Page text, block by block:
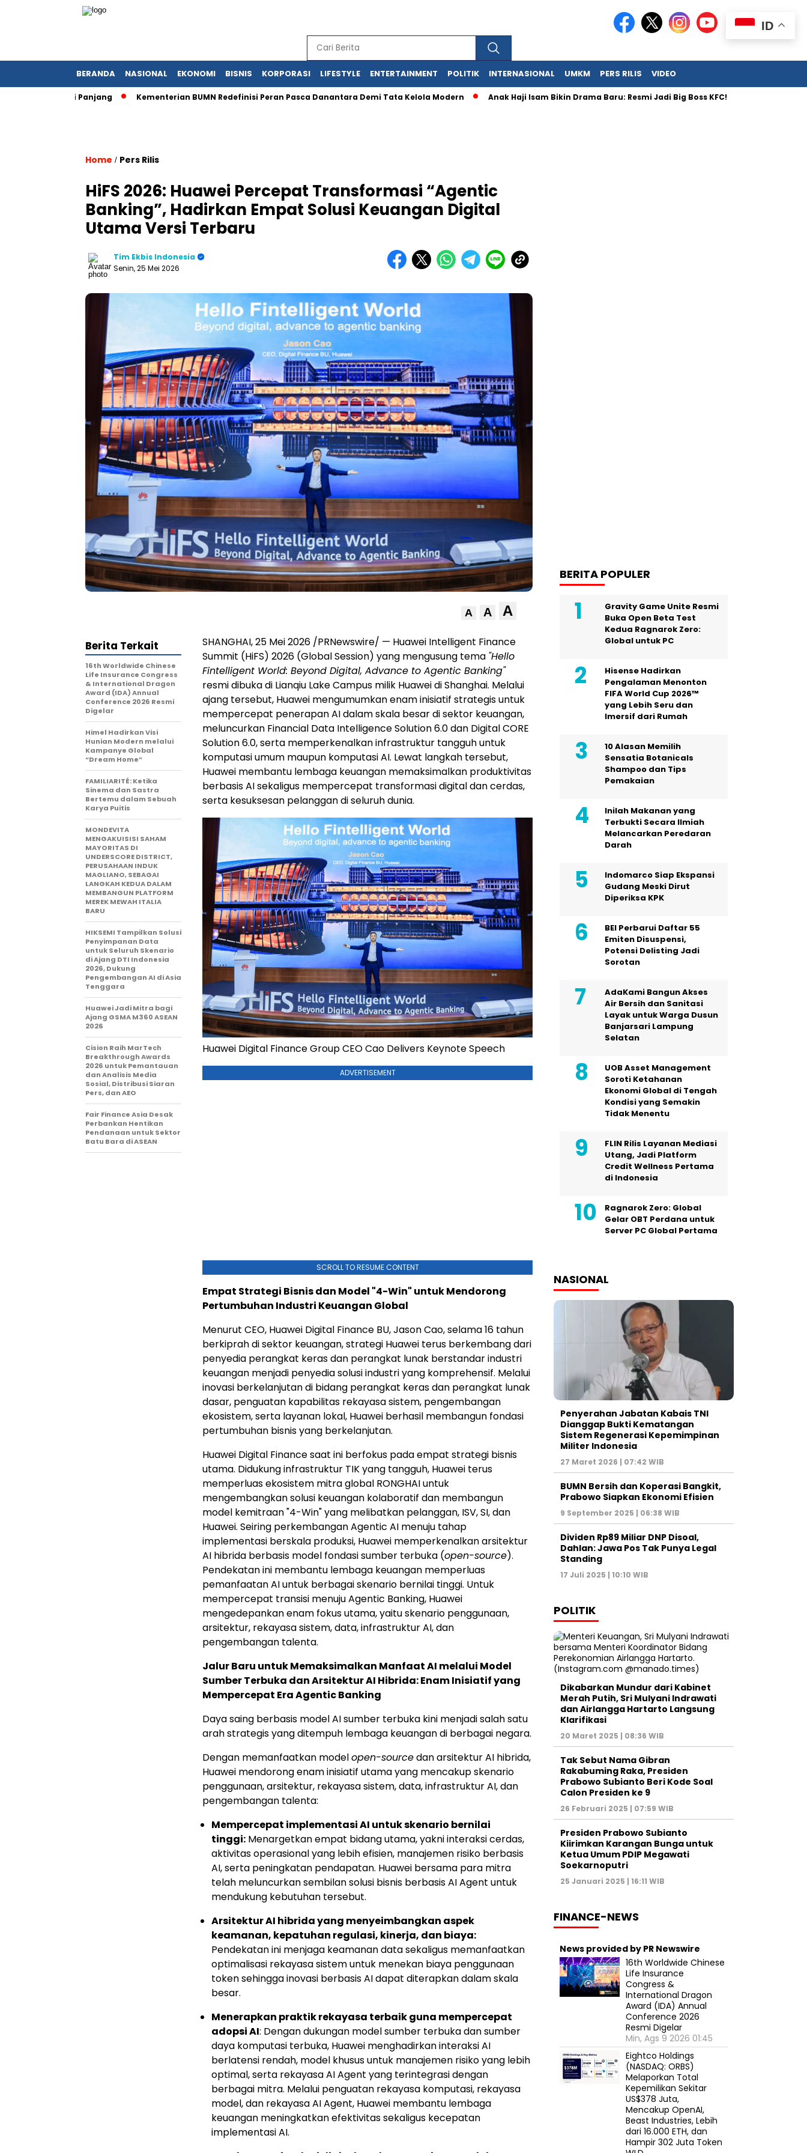
BERANDA NASIONAL EKONOMI BISNIS KORPORASI LIFESTYLE ENTERTAINMENT POLITIK INTERNASIONAL UMKM PERS RILIS VIDEO
Kementerian BUMN Redefinisi Peran Pasca Danantara Demi Tata Kelola Modern Anak Haji Isam Bikin Drama Baru: Resmi Jadi Big Boss KFC! Permintaan Batu Bara
Home / Pers Rilis
HiFS 2026: Huawei Percepat Transformasi “Agentic
Banking”, Hadirkan Empat Solusi Keuangan Digital
Utama Versi Terbaru
Tim Ekbis Indonesia
Senin, 25 Mei 2026
A A A
SHANGHAI, 25 Mei 2026 /PRNewswire/ — Huawei Intelligent Finance
Summit (HiFS) 2026 (Global Session) yang mengusung tema "Hello
Fintelligent World: Beyond Digital, Advance to Agentic Banking"
resmi dibuka di Lianqiu Lake Campus milik Huawei di Shanghai. Melalui
ajang tersebut, Huawei mengumumkan enam inisiatif strategis untuk
mempercepat penerapan AI dalam skala besar di sektor keuangan,
meluncurkan Financial Data Intelligence Solution 6.0 dan Digital CORE
Solution 6.0, serta memperkenalkan infrastruktur tangguh untuk
komputasi umum maupun komputasi AI. Lewat langkah tersebut,
Huawei membantu lembaga keuangan memaksimalkan produktivitas
berbasis AI sekaligus mempercepat transformasi digital dan cerdas,
serta kesuksesan pelanggan di seluruh dunia.
Huawei Digital Finance Group CEO Cao Delivers Keynote Speech
ADVERTISEMENT
SCROLL TO RESUME CONTENT
Empat Strategi Bisnis dan Model "4-Win" untuk Mendorong
Pertumbuhan Industri Keuangan Global
Menurut CEO, Huawei Digital Finance BU, Jason Cao, selama 16 tahun
berkiprah di sektor keuangan, strategi Huawei terus berkembang dari
penyedia perangkat keras dan perangkat lunak berstandar industri
keuangan menjadi penyedia solusi industri yang komprehensif. Melalui
inovasi berkelanjutan di bidang perangkat keras dan perangkat lunak
dasar, penguatan kapabilitas rekayasa sistem, pengembangan
ekosistem, serta layanan lokal, Huawei berhasil membangun fondasi
pertumbuhan bisnis yang berkelanjutan.
Huawei Digital Finance saat ini berfokus pada empat strategi bisnis
utama. Didukung infrastruktur TIK yang tangguh, Huawei terus
memperluas ekosistem mitra global RONGHAI untuk
mengembangkan solusi keuangan kolaboratif dan membangun
model kemitraan "4-Win" yang melibatkan pelanggan, ISV, SI, dan
Huawei. Seiring perkembangan Agentic AI menuju tahap
implementasi berskala produksi, Huawei memperkenalkan arsitektur
AI hibrida berbasis model fondasi sumber terbuka (open-source).
Pendekatan ini membantu lembaga keuangan memperluas
pemanfaatan AI untuk berbagai skenario bernilai tinggi. Untuk
mempercepat transisi menuju Agentic Banking, Huawei
mengedepankan enam fokus utama, yaitu skenario penggunaan,
arsitektur, rekayasa sistem, data, infrastruktur AI, dan
pengembangan talenta.
Jalur Baru untuk Memaksimalkan Manfaat AI melalui Model
Sumber Terbuka dan Arsitektur AI Hibrida: Enam Inisiatif yang
Mempercepat Era Agentic Banking
Daya saing berbasis model AI sumber terbuka kini menjadi salah satu
arah strategis yang ditempuh lembaga keuangan di berbagai negara.
Dengan memanfaatkan modelopen-sourcedan arsitektur AI hibrida,
Huawei mendorong enam inisiatif utama yang mencakup skenario
penggunaan, arsitektur, rekayasa sistem, data, infrastruktur AI, dan
pengembangan talenta:
Mempercepat implementasi AI untuk skenario bernilai
tinggi: Menargetkan empat bidang utama, yakni interaksi cerdas,
aktivitas operasional yang lebih efisien, manajemen risiko berbasis
AI, serta peningkatan pendapatan. Huawei bersama para mitra
telah meluncurkan sembilan solusi bisnis berbasis AI Agent untuk
mendukung kebutuhan tersebut.
Arsitektur AI hibrida yang menyeimbangkan aspek
keamanan, kepatuhan regulasi, kinerja, dan biaya:
Pendekatan ini menjaga keamanan data sekaligus memanfaatkan
optimalisasi rekayasa sistem untuk menekan biaya penggunaan
token sehingga inovasi berbasis AI dapat diterapkan dalam skala
besar.
Menerapkan praktik rekayasa terbaik guna mempercepat
adopsi AI: Dengan dukungan model sumber terbuka dan sumber
daya komputasi terbuka, Huawei menghadirkan interaksi AI
berlatensi rendah, model khusus untuk manajemen risiko yang lebih
optimal, serta rekayasa AI Agent yang terintegrasi dengan
berbagai mitra. Melalui penguatan rekayasa komputasi, rekayasa
model, dan rekayasa AI Agent, Huawei membantu lembaga
keuangan meningkatkan efektivitas sekaligus kecepatan
implementasi AI.
Berita Terkait
16th Worldwide Chinese
Life Insurance Congress
& International Dragon
Award (IDA) Annual
Conference 2026 Resmi
Digelar
Himel Hadirkan Visi
Hunian Modern melalui
Kampanye Global
“Dream Home”
FAMILIARITÉ: Ketika
Sinema dan Sastra
Bertemu dalam Sebuah
Karya Puitis
MONDEVITA
MENGAKUISISI SAHAM
MAYORITAS DI
UNDERSCORE DISTRICT,
PERUSAHAAN INDUK
MAGLIANO, SEBAGAI
LANGKAH KEDUA DALAM
MEMBANGUN PLATFORM
MEREK MEWAH ITALIA
BARU
HIKSEMI Tampilkan Solusi
Penyimpanan Data
untuk Seluruh Skenario
di Ajang DTI Indonesia
2026, Dukung
Pengembangan AI di Asia
Tenggara
Huawei Jadi Mitra bagi
Ajang GSMA M360 ASEAN
2026
Cision Raih MarTech
Breakthrough Awards
2026 untuk Pemantauan
dan Analisis Media
Sosial, Distribusi Siaran
Pers, dan AEO
Fair Finance Asia Desak
Perbankan Hentikan
Pendanaan untuk Sektor
Batu Bara di ASEAN
BERITA POPULER
Gravity Game Unite Resmi
Buka Open Beta Test
Kedua Ragnarok Zero:
Global untuk PC
Hisense Hadirkan
Pengalaman Menonton
FIFA World Cup 2026™
yang Lebih Seru dan
Imersif dari Rumah
10 Alasan Memilih
Sensatia Botanicals
Shampoo dan Tips
Pemakaian
Inilah Makanan yang
Terbukti Secara Ilmiah
Melancarkan Peredaran
Darah
Indomarco Siap Ekspansi
Gudang Meski Dirut
Diperiksa KPK
BEI Perbarui Daftar 55
Emiten Disuspensi,
Potensi Delisting Jadi
Sorotan
AdaKami Bangun Akses
Air Bersih dan Sanitasi
Layak untuk Warga Dusun
Banjarsari Lampung
Selatan
UOB Asset Management
Soroti Ketahanan
Ekonomi Global di Tengah
Kondisi yang Semakin
Tidak Menentu
FLIN Rilis Layanan Mediasi
Utang, Jadi Platform
Credit Wellness Pertama
di Indonesia
Ragnarok Zero: Global
Gelar OBT Perdana untuk
Server PC Global Pertama
NASIONAL
Penyerahan Jabatan Kabais TNI
Dianggap Bukti Kematangan
Sistem Regenerasi Kepemimpinan
Militer Indonesia
27 Maret 2026 | 07:42 WIB
BUMN Bersih dan Koperasi Bangkit,
Prabowo Siapkan Ekonomi Efisien
9 September 2025 | 06:38 WIB
Dividen Rp89 Miliar DNP Disoal,
Dahlan: Jawa Pos Tak Punya Legal
Standing
17 Juli 2025 | 10:10 WIB
POLITIK
Dikabarkan Mundur dari Kabinet
Merah Putih, Sri Mulyani Indrawati
dan Airlangga Hartarto Langsung
Klarifikasi
20 Maret 2025 | 08:36 WIB
Tak Sebut Nama Gibran
Rakabuming Raka, Presiden
Prabowo Subianto Beri Kode Soal
Calon Presiden ke 9
26 Februari 2025 | 07:59 WIB
Presiden Prabowo Subianto
Kiirimkan Karangan Bunga untuk
Ketua Umum PDIP Megawati
Soekarnoputri
25 Januari 2025 | 16:11 WIB
FINANCE-NEWS
News provided by PR Newswire
16th Worldwide Chinese
Life Insurance
Congress &
International Dragon
Award (IDA) Annual
Conference 2026
Resmi Digelar
Min, Ags 9 2026 01:45
Eightco Holdings
(NASDAQ: ORBS)
Melaporkan Total
Kepemilikan Sekitar
US$378 Juta,
Mencakup OpenAI,
Beast Industries, Lebih
dari 16.000 ETH, dan
Hampir 302 Juta Token
ID